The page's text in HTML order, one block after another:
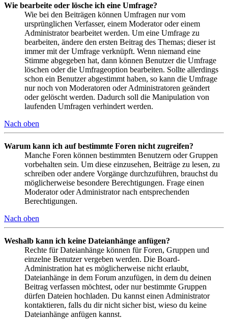
Wie bearbeite oder lösche ich eine Umfrage?
Wie bei den Beiträgen können Umfragen nur vom
ursprünglichen Verfasser, einem Moderator oder einem
Administrator bearbeitet werden. Um eine Umfrage zu
bearbeiten, ändere den ersten Beitrag des Themas; dieser ist
immer mit der Umfrage verknüpft. Wenn niemand eine
Stimme abgegeben hat, dann können Benutzer die Umfrage
löschen oder die Umfrageoption bearbeiten. Sollte allerdings
schon ein Benutzer abgestimmt haben, so kann die Umfrage
nur noch von Moderatoren oder Administratoren geändert
oder gelöscht werden. Dadurch soll die Manipulation von
laufenden Umfragen verhindert werden.
Nach oben
Warum kann ich auf bestimmte Foren nicht zugreifen?
Manche Foren können bestimmten Benutzern oder Gruppen
vorbehalten sein. Um diese einzusehen, Beiträge zu lesen, zu
schreiben oder andere Vorgänge durchzuführen, brauchst du
möglicherweise besondere Berechtigungen. Frage einen
Moderator oder Administrator nach entsprechenden
Berechtigungen.
Nach oben
Weshalb kann ich keine Dateianhänge anfügen?
Rechte für Dateianhänge können für Foren, Gruppen und
einzelne Benutzer vergeben werden. Die Board-
Administration hat es möglicherweise nicht erlaubt,
Dateianhänge in dem Forum anzufügen, in dem du deinen
Beitrag verfassen möchtest, oder nur bestimmte Gruppen
dürfen Dateien hochladen. Du kannst einen Administrator
kontaktieren, falls du dir nicht sicher bist, wieso du keine
Dateianhänge anfügen kannst.